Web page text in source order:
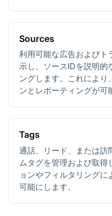
Sources
利用可能な広告およびト
示し、ソースIDを説明的
ングします。これにより
ンとレポーティングが可
Tags
通話、リード、または訪
ムタグを管理および取得
ョンやフィルタリング
可能にします。